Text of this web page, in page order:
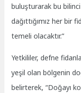
buluşturarak bu
dağıttığımız her bir
temeli olacaktır.”
Yetkililer, defne
yeşil olan bölgenin
belirterek, “Doğayı